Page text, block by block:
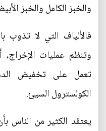
والخبز الكامل والخبز
فالألياف التي لا تذوب
وتنظم عمليات الإخراج،
تعمل على تخفيض
الكولسترول السيئ.
يعتقد الكثير من الناس